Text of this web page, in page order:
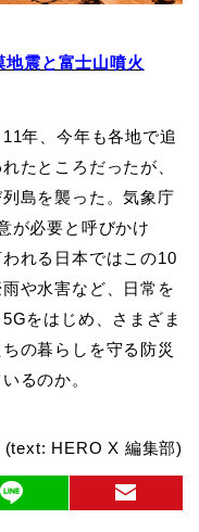
震と富士山噴火
年、今年も各地で追
たところだったが、
島を襲った。気象庁
が必要と呼びかけ
れる日本ではこの10
や水害など、日常を
をはじめ、さまざま
の暮らしを守る防災
るのか。
(text: HERO X 編集部)